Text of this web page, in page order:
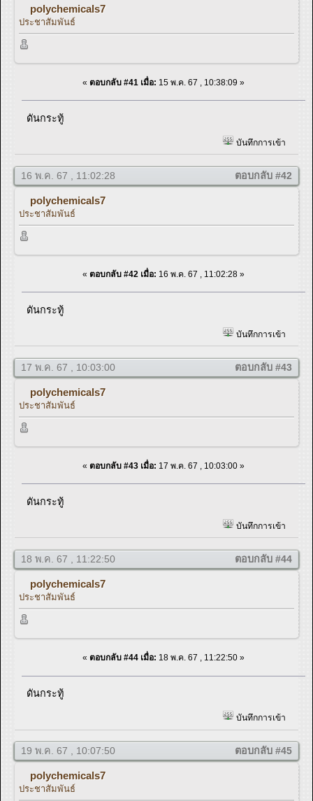
polychemicals7
ประชาสัมพันธ์
« ตอบกลับ #41 เมื่อ: 15 พ.ค. 67 , 10:38:09 »
ดันกระทู้
บันทึกการเข้า
16 พ.ค. 67 , 11:02:28 ตอบกลับ #42
polychemicals7
ประชาสัมพันธ์
« ตอบกลับ #42 เมื่อ: 16 พ.ค. 67 , 11:02:28 »
ดันกระทู้
บันทึกการเข้า
17 พ.ค. 67 , 10:03:00 ตอบกลับ #43
polychemicals7
ประชาสัมพันธ์
« ตอบกลับ #43 เมื่อ: 17 พ.ค. 67 , 10:03:00 »
ดันกระทู้
บันทึกการเข้า
18 พ.ค. 67 , 11:22:50 ตอบกลับ #44
polychemicals7
ประชาสัมพันธ์
« ตอบกลับ #44 เมื่อ: 18 พ.ค. 67 , 11:22:50 »
ดันกระทู้
บันทึกการเข้า
19 พ.ค. 67 , 10:07:50 ตอบกลับ #45
polychemicals7
ประชาสัมพันธ์